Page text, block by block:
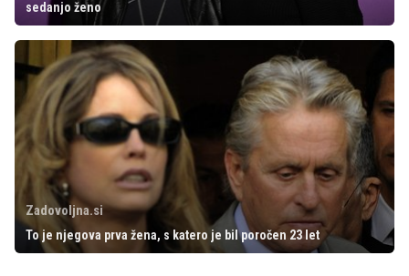
sedanjo ženo
Zadovoljna.si
To je njegova prva žena, s katero je bil poročen 23 let